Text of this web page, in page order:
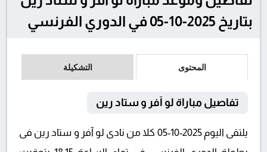
بتاريخ 2025-10-05 في الدوري الفرنسي
المحتوى التشكيلة
تفاصيل مباراة لو آفر و ستاد رين
يلتقى اليوم 2025-10-05 كلا من نادى لو آفر و ستاد رين فى